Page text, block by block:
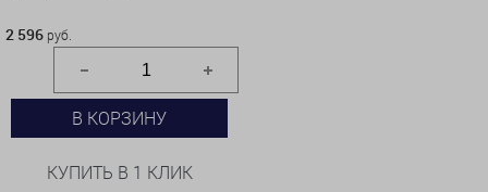
2 596 руб.
В КОРЗИНУ
КУПИТЬ В 1 КЛИК